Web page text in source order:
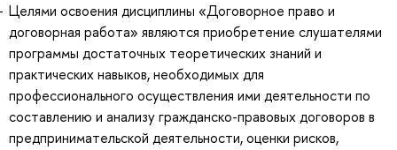
Целями освоения дисциплины «Договорное право и
договорная работа» являются приобретение слушателями
программы достаточных теоретических знаний и
практических навыков, необходимых для
профессионального осуществления ими деятельности по
составлению и анализу гражданско-правовых договоров в
предпринимательской деятельности, оценки рисков,